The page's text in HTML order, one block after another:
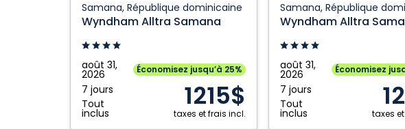
Samana, République dominicaine
Wyndham Alltra Samana
août 31,
2026
7 jours
Tout
inclus
Économisez jusqu’à 25%
1215$
taxes et frais incl.
Alltra
Samana:
Samana,
République
dominicaine
Samana, République
Wyndham Alltra
août 31,
2026
7 jours
Tout
inclus
Économisez
taxes
Alltra
Samana:
Samana,
République
dominicaine